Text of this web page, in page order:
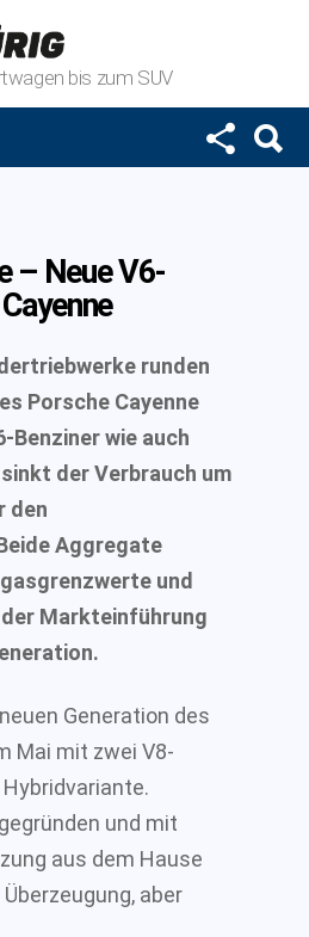
bis zum SUV
– Neue V6-
runden
Porsche Cayenne
Benziner wie auch
der Verbrauch um
den
Aggregate
und
Markteinführung
Generation des
Mai mit zwei V8-
und mit
aus dem Hause
aber